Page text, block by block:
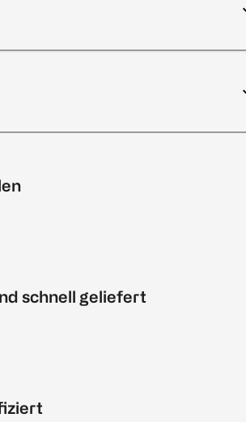
schnell geliefert